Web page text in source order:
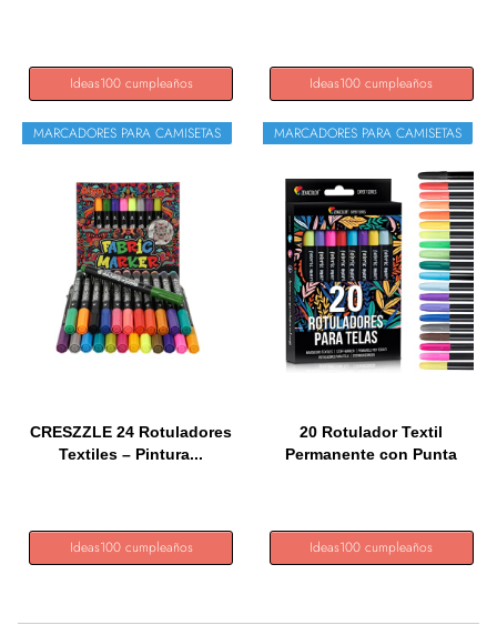
Ideas100 cumpleaños Ideas100 cumpleaños
MARCADORES PARA CAMISETAS
CRESZZLE 24 Rotuladores
Textiles – Pintura...
Ideas100 cumpleaños
MARCADORES PARA CAMISETAS
20 Rotulador Textil
Permanente con Punta
Ideas100 cumpleaños